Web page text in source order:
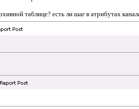
таблице? есть ли шаг в атрибутах